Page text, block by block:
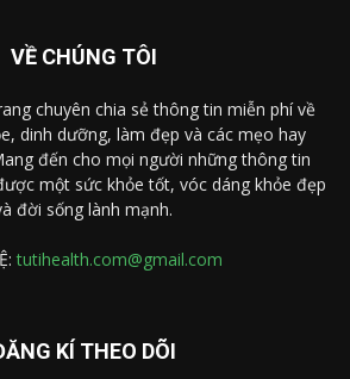
VỀ CHÚNG TÔI
chuyên chia sẻ thông tin miễn phí về
dinh dưỡng, làm đẹp và các mẹo hay
đến cho mọi người những thông tin
một sức khỏe tốt, vóc dáng khỏe đẹp
đời sống lành mạnh.
tutihealth.com@gmail.com
KÍ THEO DÕI